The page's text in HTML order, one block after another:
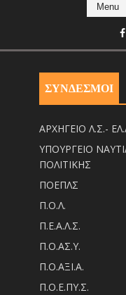
ΣΥΝΔΕΣΜΟΙ
ΑΡΧΗΓΕΙΟ Λ.Σ.-
ΥΠΟΥΡΓΕΙΟ
ΠΟΛΙΤΙΚΗΣ
ΠΟΕΠΛΣ
Π.Ο.Λ.
Π.Ε.Α.Λ.Σ.
Π.Ο.ΑΣ.Υ.
Π.Ο.ΑΞΙ.Α.
Π.Ο.Ε.ΠΥ.Σ.